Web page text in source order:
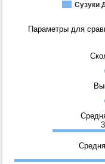
Сузуки
Параметры для